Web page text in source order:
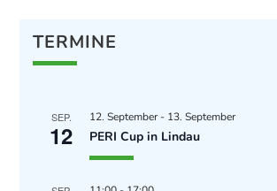
TERMINE
SEP.
12
12. September- 13. September
PERI Cup in Lindau